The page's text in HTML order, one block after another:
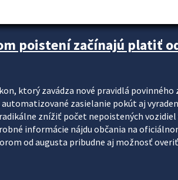
poistení začínajú platiť
ktorý zavádza nové pravidlá povinného
zasielanie pokút aj
znížiť počet nepoistených vozidiel
informácie nájdu občania na
od augusta pribudne aj možnosť overiť